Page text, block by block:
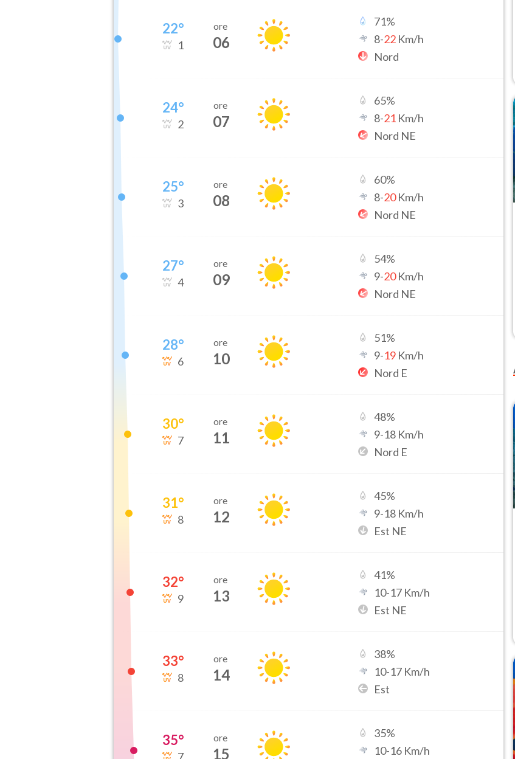
22°
1
ore
06
71%
8-22 Km/h
Nord
24°
2
ore
07
65%
8-21 Km/h
Nord NE
25°
3
ore
08
60%
8-20Km/h
Nord NE
27°
4
ore
09
54%
9-20Km/h
Nord NE
28°
6
ore
10
51%
9-19 Km/h
Nord E
30°
7
ore
11
48%
9-18 Km/h
Nord E
31°
8
ore
12
45%
9-18 Km/h
Est NE
32°
9
ore
13
41%
10-17 Km/h
Est NE
33°
8
ore
14
38%
10-17 Km/h
Est
35° ore
15
35%
10-16 Km/h